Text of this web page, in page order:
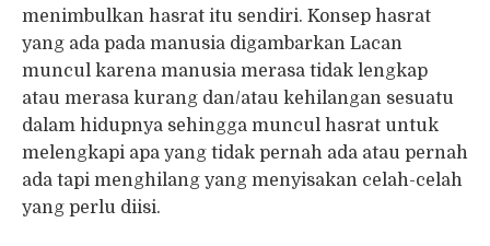
menimbulkan hasrat itu sendiri. Konsep hasrat
yang ada pada manusia digambarkan Lacan
muncul karena manusia merasa tidak lengkap
atau merasa kurang dan/atau kehilangan sesuatu
dalam hidupnya sehingga muncul hasrat untuk
melengkapi apa yang tidak pernah ada atau pernah
ada tapi menghilang yang menyisakan celah-celah
yang perlu diisi.